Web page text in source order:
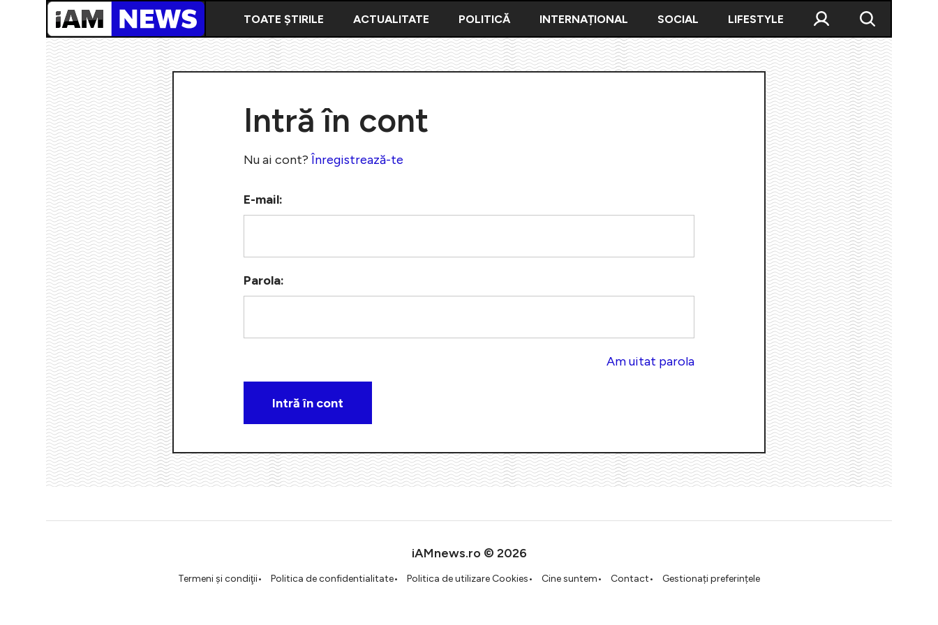
TOATE ȘTIRILE ACTUALITATE POLITICĂ INTERNAȚIONAL SOCIAL LIFESTYLE
Intră în cont
Nu ai cont?Înregistrează-te
E-mail:
Parola:
Am uitat parola
iAMnews.ro © 2026
Termeni şi condiţii Politica de confidentialitate Politica de utilizare Cookies Cine suntem Contact Gestionați preferințele